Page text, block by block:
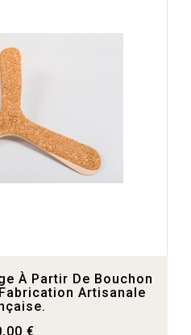
À Partir De Bouchon
Artisanale
€